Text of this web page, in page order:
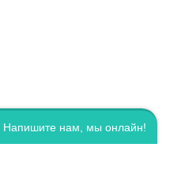
Напишите нам, мы онлайн!